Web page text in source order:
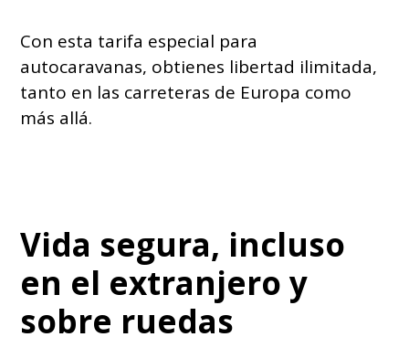
Con esta tarifa especial para
autocaravanas, obtienes libertad ilimitada,
tanto en las carreteras de Europa como
más allá.
Vida segura, incluso
en el extranjero y
sobre ruedas